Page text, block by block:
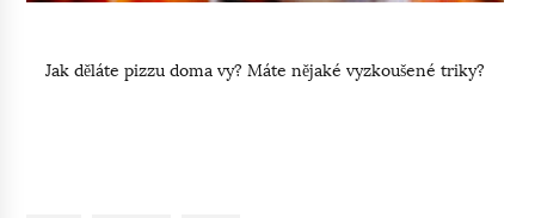
Jak děláte pizzu doma vy? Máte nějaké vyzkoušené triky?